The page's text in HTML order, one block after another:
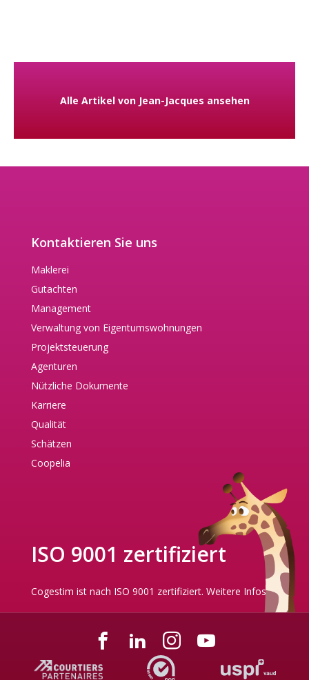
Alle Artikel von Jean-Jacques ansehen
Kontaktieren Sie uns
Maklerei
Gutachten
Management
Verwaltung von Eigentumswohnungen
Projektsteuerung
Agenturen
Nützliche Dokumente
Karriere
Qualität
Schätzen
Coopelia
ISO 9001 zertifiziert
Cogestim ist nach ISO 9001 zertifiziert. Weitere Infos